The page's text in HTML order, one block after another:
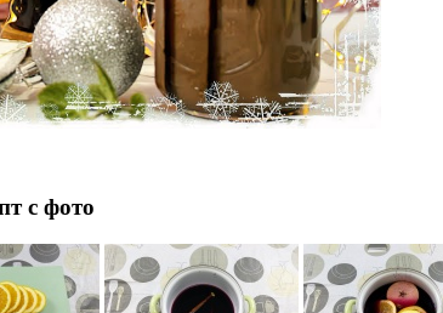
с фото